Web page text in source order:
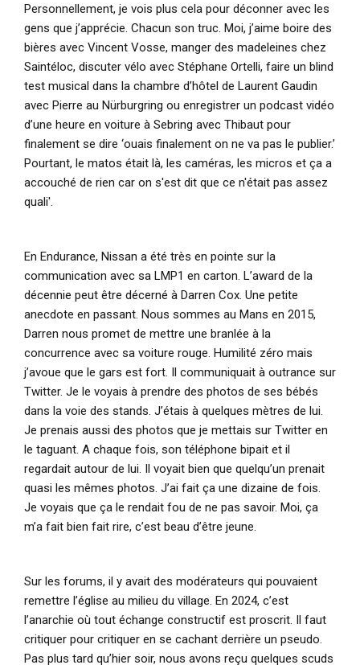
Personnellement, je vois plus cela pour déconner avec les
gens que j’apprécie. Chacun son truc. Moi, j’aime boire des
bières avec Vincent Vosse, manger des madeleines chez
Saintéloc, discuter vélo avec Stéphane Ortelli, faire un blind
test musical dans la chambre d’hôtel de Laurent Gaudin
avec Pierre au Nürburgring ou enregistrer un podcast vidéo
d’une heure en voiture à Sebring avec Thibaut pour
finalement se dire ‘ouais finalement on ne va pas le publier.’
Pourtant, le matos était là, les caméras, les micros et ça a
accouché de rien car on s'est dit que ce n'était pas assez
quali'.
En Endurance, Nissan a été très en pointe sur la
communication avec sa LMP1 en carton. L’award de la
décennie peut être décerné à Darren Cox. Une petite
anecdote en passant. Nous sommes au Mans en 2015,
Darren nous promet de mettre une branlée à la
concurrence avec sa voiture rouge. Humilité zéro mais
j’avoue que le gars est fort. Il communiquait à outrance sur
Twitter. Je le voyais à prendre des photos de ses bébés
dans la voie des stands. J’étais à quelques mètres de lui.
Je prenais aussi des photos que je mettais sur Twitter en
le taguant. A chaque fois, son téléphone bipait et il
regardait autour de lui. Il voyait bien que quelqu’un prenait
quasi les mêmes photos. J’ai fait ça une dizaine de fois.
Je voyais que ça le rendait fou de ne pas savoir. Moi, ça
m’a fait bien fait rire, c’est beau d’être jeune.
Sur les forums, il y avait des modérateurs qui pouvaient
remettre l’église au milieu du village. En 2024, c’est
l’anarchie où tout échange constructif est proscrit. Il faut
critiquer pour critiquer en se cachant derrière un pseudo.
Pas plus tard qu’hier soir, nous avons reçu quelques scuds